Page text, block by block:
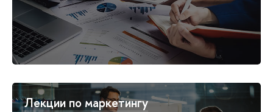
Лекции по маркетингу